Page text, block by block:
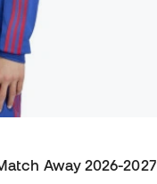
Away 2026-2027